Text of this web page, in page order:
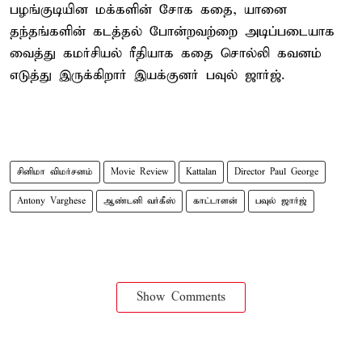
பழங்குடியின மக்களின் சோக கதை, யானை
தந்தங்களின் கடத்தல் போன்றவற்றை அடிப்படையாக
வைத்து கமர்சியல் ரீதியாக கதை சொல்லி கவனம்
எடுத்து இருக்கிறார் இயக்குனர் பவுல் ஜார்ஜ்.
சினிமா விமர்சனம் Movie Review Kattalan Director Paul George
Antony Varghese ஆண்டனி வர்கீஸ் காட்டாளன் பவுல் ஜார்ஜ்
Show Comments